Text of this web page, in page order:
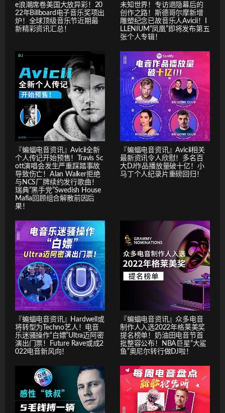
e浪潮席卷美国大放异彩！20
22年Billboard电子音乐奖项出
炉！全球顶级音乐节近期最
新精彩资讯汇总！
未知世界！专访退隐幕后的
创作之路！斯德哥尔摩新增
雕塑纪念已故音乐人Avicii！I
LLENIUM“凤凰”即将发布第五
张个人专辑！
『蝙蝠电音资讯』Avicii全新
个人传记开始预售！Travis Sc
ott演唱会发生严重踩踏事故
导致伤亡！Alan Walker拒绝
与NCS厂牌续约发行歌曲！
瑞典”黑手党”Swedish House
Mafia回顾组合解散前因后
果！
『蝙蝠电音资讯』Avicii相关
最新资讯令人欣慰！多名百
大DJ作品播放量破十亿！小
马丁个人纪录片重磅回归！
『蝙蝠电音资讯』Hardwell或
将转型为Techno艺人！电音
乐迷骚操作“白嫖”Ultra迈阿密
演出门票！Future Rave或成2
022电音新风向！
『蝙蝠电音资讯』众多电音
制作人入选2022年格莱美奖
提名榜单！奶油田电音节首
批整容公布！NBA巨星“大鲨
鱼”奥尼尔转行做DJ啦！